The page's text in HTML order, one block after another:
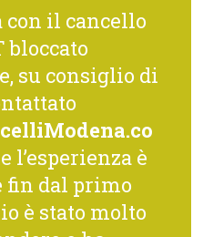
con il cancello
bloccato
su consiglio di
l’esperienza è
fin dal primo
è stato molto